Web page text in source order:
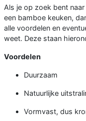
Als je op zoek bent
een bamboe keuken,
alle voordelen en
weet. Deze staan
Voordelen
Duurzaam
Natuurlijke
Vormvast, dus